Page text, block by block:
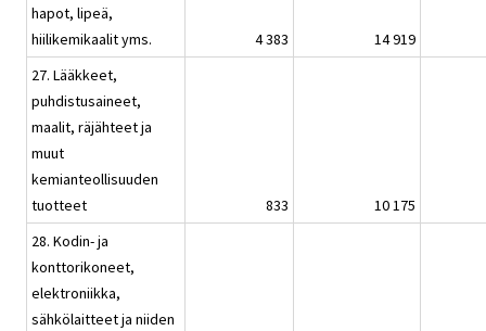
hapot, lipeä,
hiilikemikaalit yms.
4 383
14 919
27. Lääkkeet,
puhdistusaineet,
maalit, räjähteet ja
muut
kemianteollisuuden
tuotteet
833
10 175
28. Kodin- ja
konttorikoneet,
elektroniikka,
sähkölaitteet ja niiden